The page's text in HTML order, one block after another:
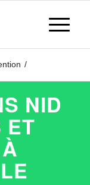
/
NID
ET